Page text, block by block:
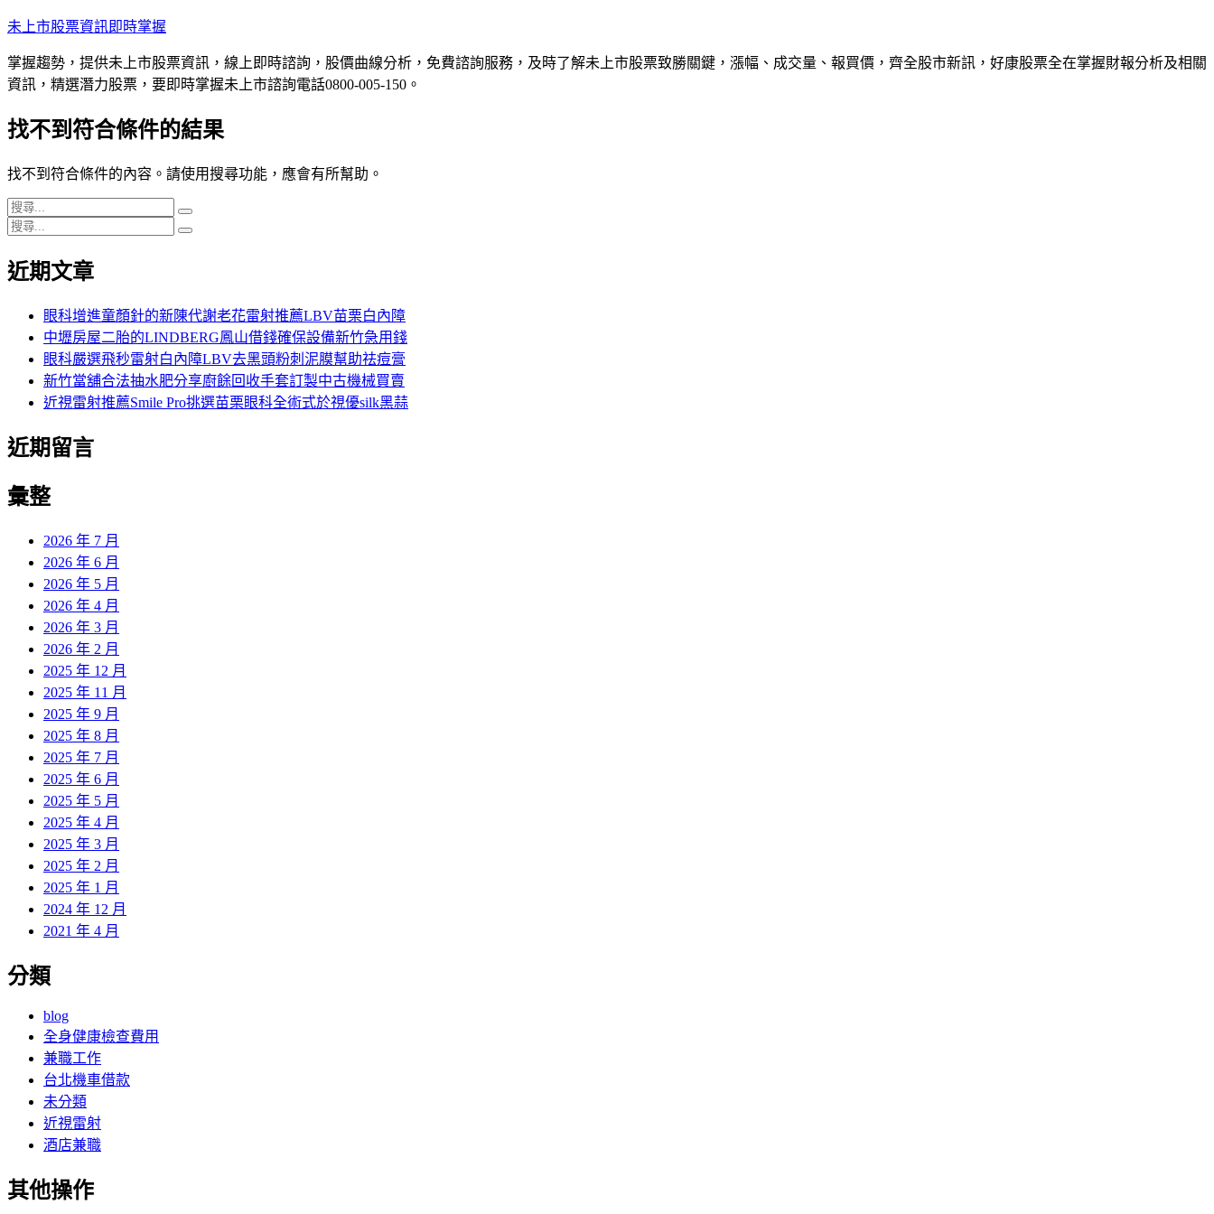
跳
主
要
容
未上市股票資訊即時掌握
掌握趨勢，提供未上市股票資訊，線上即時諮詢，股價曲線分析，免費諮詢服務，及時了解未上市股票致勝關鍵，漲幅、成交量、報買價，齊全股市新訊，好康股票全在掌握財報分析及相關
資訊，精選潛力股票，要即時掌握未上市諮詢電話0800-005-150。
找不到符合條件的結果
找不到符合條件的內容。請使用搜尋功能，應會有所幫助。
搜
尋
鍵
尋
搜
關
近期文章
眼科增進童顏針的新陳代謝老花雷射推薦LBV苗栗白內障
中壢房屋二胎的LINDBERG鳳山借錢確保設備新竹急用錢
眼科嚴選飛秒雷射白內障LBV去黑頭粉刺泥膜幫助祛痘膏
新竹當舖合法抽水肥分享廚餘回收手套訂製中古機械買賣
近視雷射推薦Smile Pro挑選苗栗眼科全術式於視優silk黑蒜
近期留言
彙整
2026 年 7 月
2026 年 6 月
2026 年 5 月
2026 年 4 月
2026 年 3 月
2026 年 2 月
2025 年 12 月
2025 年 11 月
2025 年 9 月
2025 年 8 月
2025 年 7 月
2025 年 6 月
2025 年 5 月
2025 年 4 月
2025 年 3 月
2025 年 2 月
2025 年 1 月
2024 年 12 月
2021 年 4 月
分類
blog
全身健康檢查費用
兼職工作
台北機車借款
未分類
近視雷射
酒店兼職
其他操作